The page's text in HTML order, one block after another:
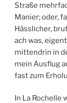
Straße
Manier; oder,
Hässlicher,
ach was,
mittendrin in
mein Ausflug
fast zum
In La